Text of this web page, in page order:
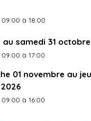
09:00 à 18:00
au samedi 31
à 17:00
01 novembre au
à 16:00